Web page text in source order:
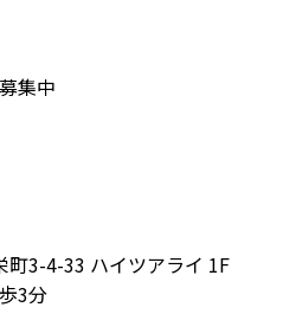
集中
町3-4-33 ハイツアライ 1F
3分